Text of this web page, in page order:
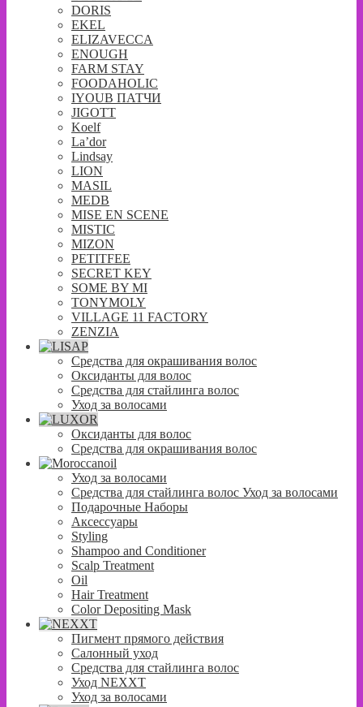
DORIS
EKEL
ELIZAVECCA
ENOUGH
FARM STAY
FOODAHOLIC
IYOUB ПАТЧИ
JIGOTT
Koelf
La’dor
Lindsay
LION
MASIL
MEDB
MISE EN SCENE
MISTIC
MIZON
PETITFEE
SECRET KEY
SOME BY MI
TONYMOLY
VILLAGE 11 FACTORY
ZENZIA
Средства для окрашивания волос
Оксиданты для волос
Средства для стайлинга волос
Уход за волосами
Оксиданты для волос
Средства для окрашивания волос
Уход за волосами
Средства для стайлинга волос Уход за волосами
Подарочные Наборы
Аксессуары
Styling
Shampoo and Conditioner
Scalp Treatment
Oil
Hair Treatment
Color Depositing Mask
Пигмент прямого действия
Салонный уход
Средства для стайлинга волос
Уход NEXXT
Уход за волосами